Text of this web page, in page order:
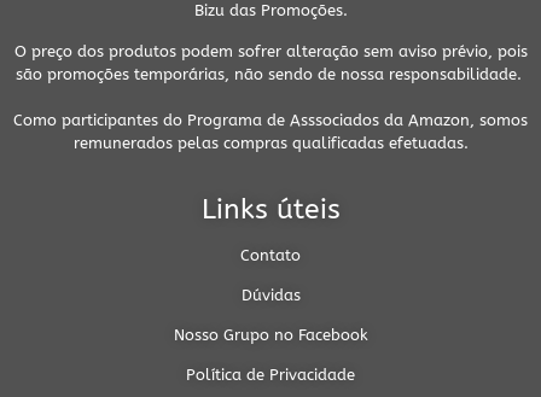
Bizu das Promoções.
O preço dos produtos podem sofrer alteração sem aviso prévio, pois
são promoções temporárias, não sendo de nossa responsabilidade.
Como participantes do Programa de Asssociados da Amazon, somos
remunerados pelas compras qualificadas efetuadas.
Links úteis
Contato
Dúvidas
Nosso Grupo no Facebook
Política de Privacidade